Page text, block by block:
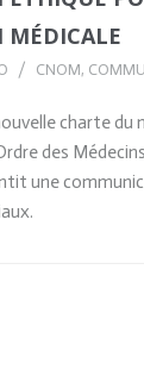
CNOM,
charte du
des
une